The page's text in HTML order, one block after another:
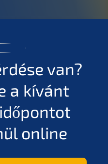
van?
a kívánt
online